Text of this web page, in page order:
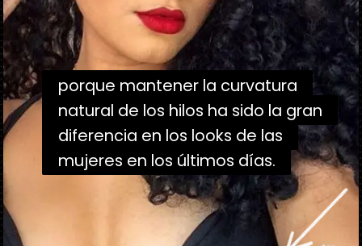
porque mantener la curvatura
natural de los hilos ha sido la gran
diferencia en los looks de las
mujeres en los últimos días.
porque mantener la curvatura
natural de los hilos ha sido la gran
diferencia en los looks de las
mujeres en los últimos días.